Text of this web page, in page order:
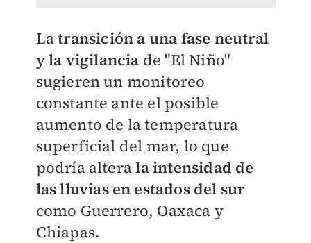
Latransición a una fase neutral
y la vigilancia de "El Niño"
sugieren un monitoreo
constante ante el posible
aumento de la temperatura
superficial del mar, lo que
podría alterala intensidad de
las lluvias en estados del sur
como Guerrero, Oaxaca y
Chiapas.